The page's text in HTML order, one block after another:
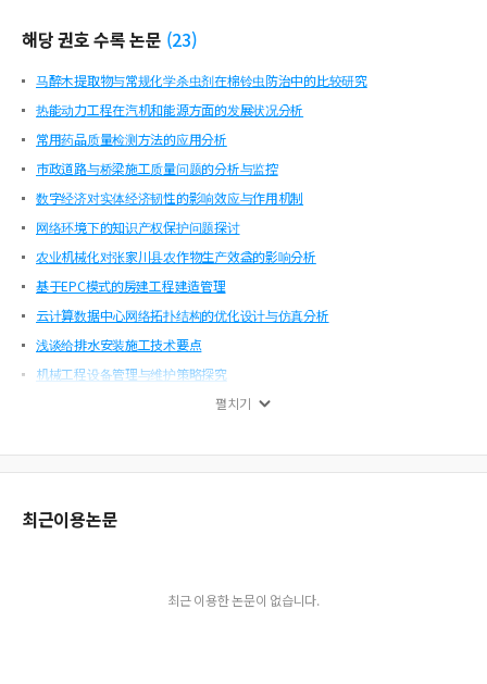
해당 권호 수록 논문 (23)
马醉木提取物与常规化学杀虫剂在棉铃虫防治中的比较研究
热能动力工程在汽机和能源方面的发展状况分析
常用药品质量检测方法的应用分析
市政道路与桥梁施工质量问题的分析与监控
数字经济对实体经济韧性的影响效应与作用机制
网络环境下的知识产权保护问题探讨
农业机械化对张家川县农作物生产效益的影响分析
基于EPC模式的房建工程建造管理
云计算数据中心网络拓扑结构的优化设计与仿真分析
浅谈给排水安装施工技术要点
机械工程设备管理与维护策略探究
浅议绿色化工技术在化学工程工艺中的应用
用于选择性气体分离的聚合物膜的进展
水工环地质灾害危险性评估的策略研究
펼치기
최근이용논문
최근 이용한 논문이 없습니다.